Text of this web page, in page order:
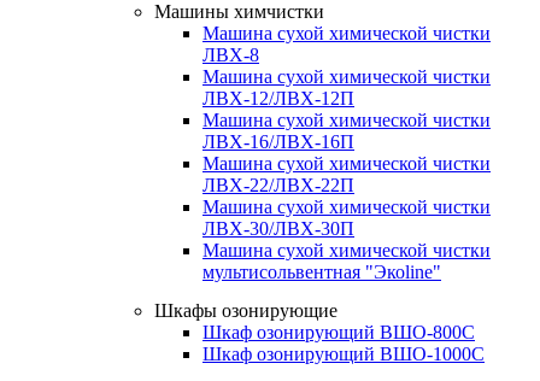
Машины химчистки
Машина сухой химической чистки
ЛВХ-8
Машина сухой химической чистки
ЛВХ-12/ЛВХ-12П
Машина сухой химической чистки
ЛВХ-16/ЛВХ-16П
Машина сухой химической чистки
ЛВХ-22/ЛВХ-22П
Машина сухой химической чистки
ЛВХ-30/ЛВХ-30П
Машина сухой химической чистки
мультисольвентная "Экоline"
Шкафы озонирующие
Шкаф озонирующий ВШО-800С
Шкаф озонирующий ВШО-1000С